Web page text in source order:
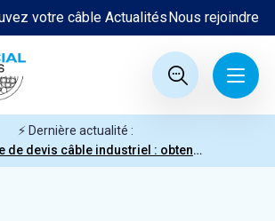
Nous rejoindre
Actualités
votre câble
⚡ Dernière actualité :
Demande de devis câble industriel : obtenez votre prix en quelques clics